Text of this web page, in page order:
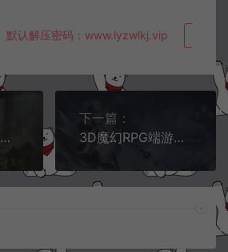
默认解压密码：www.lyzwlkj.vip
2D武侠RPG端游【幻姬传说】12月最新整理Win一键服务端+网页注册+PC客户端+详细搭建教程
下一篇：
3D魔幻RPG端游【完美国际172V340妖族崛起15职业】1月最新整理新Linux手工服务端+管理后台+GM完整指令+GM工具+PC客户端+详细搭建教程